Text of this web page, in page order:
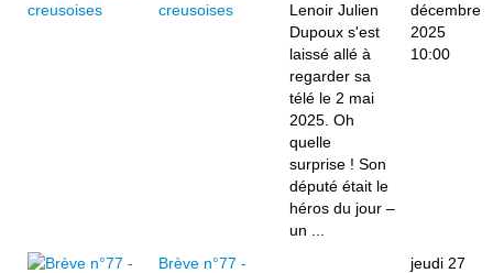
creusoises
Lenoir Julien
Dupoux s'est
laissé allé à
regarder sa
télé le 2 mai
2025. Oh
quelle
surprise ! Son
député était le
héros du jour –
un ...
décembre
2025
10:00
Brève n°77 -
jeudi 27